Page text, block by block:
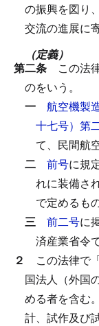
の振興を図り
交流の進展に
（定義）
第二条 この法
のをいう。
一 航空機製
十七号）第
て、民間航
二 前号に規
れに装備さ
で定めるも
三 前二号に
済産業省令
２ この法律で
国法人（外国
める者を含む
計、試作及び